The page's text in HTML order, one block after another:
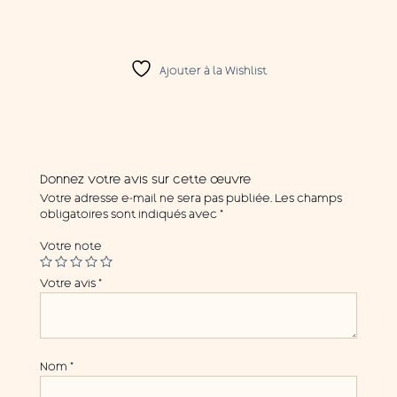
Ajouter à la Wishlist
Donnez votre avis sur cette œuvre
Votre adresse e-mail ne sera pas publiée. Les champs
obligatoires sont indiqués avec *
Votre note
Votre avis *
Nom *